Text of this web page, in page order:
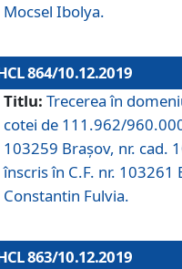
Mocsel Ibolya.
864/10.12.2019
Titlu: Trecerea în
cotei de 111.962/
103259 Brașov, nr. cad.
înscris în C.F. nr. 103261
Constantin Fulvia.
863/10.12.2019